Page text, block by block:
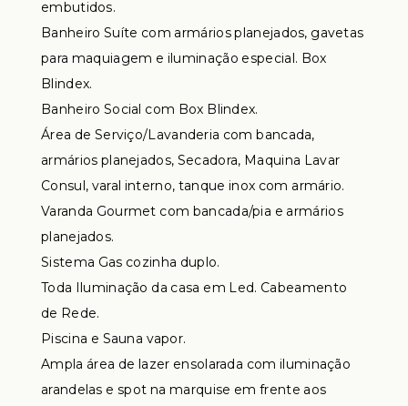
embutidos.
Banheiro Suíte com armários planejados, gavetas
para maquiagem e iluminação especial. Box
Blindex.
Banheiro Social com Box Blindex.
Área de Serviço/Lavanderia com bancada,
armários planejados, Secadora, Maquina Lavar
Consul, varal interno, tanque inox com armário.
Varanda Gourmet com bancada/pia e armários
planejados.
Sistema Gas cozinha duplo.
Toda Iluminação da casa em Led. Cabeamento
de Rede.
Piscina e Sauna vapor.
Ampla área de lazer ensolarada com iluminação
arandelas e spot na marquise em frente aos